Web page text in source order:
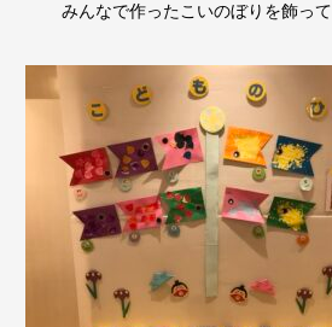
みんなで作ったこいのぼりを飾って